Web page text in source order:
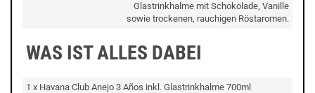
Glastrinkhalme mit Schokolade, Vanille
sowie trockenen, rauchigen Röstaromen.
WAS IST ALLES DABEI
1 x Havana Club Anejo 3 Años inkl. Glastrinkhalme 700ml